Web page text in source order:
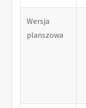
Wersja
planszowa